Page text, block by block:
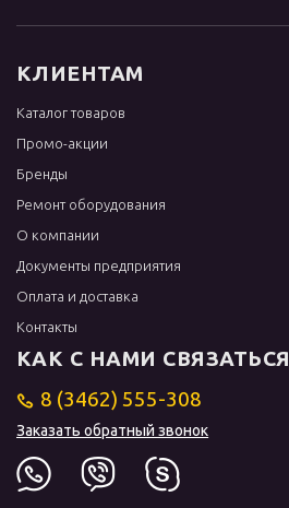
КЛИЕНТАМ
Каталог товаров
Промо-акции
Бренды
Ремонт оборудования
О компании
Документы предприятия
Оплата и доставка
Контакты
КАК С НАМИ СВЯЗАТЬСЯ
8 (3462) 555-308
Заказать обратный звонок